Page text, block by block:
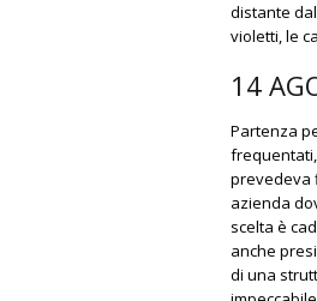
distante
violetti, le
14
Partenza
prevedeva
azienda
scelta è
anche
di una